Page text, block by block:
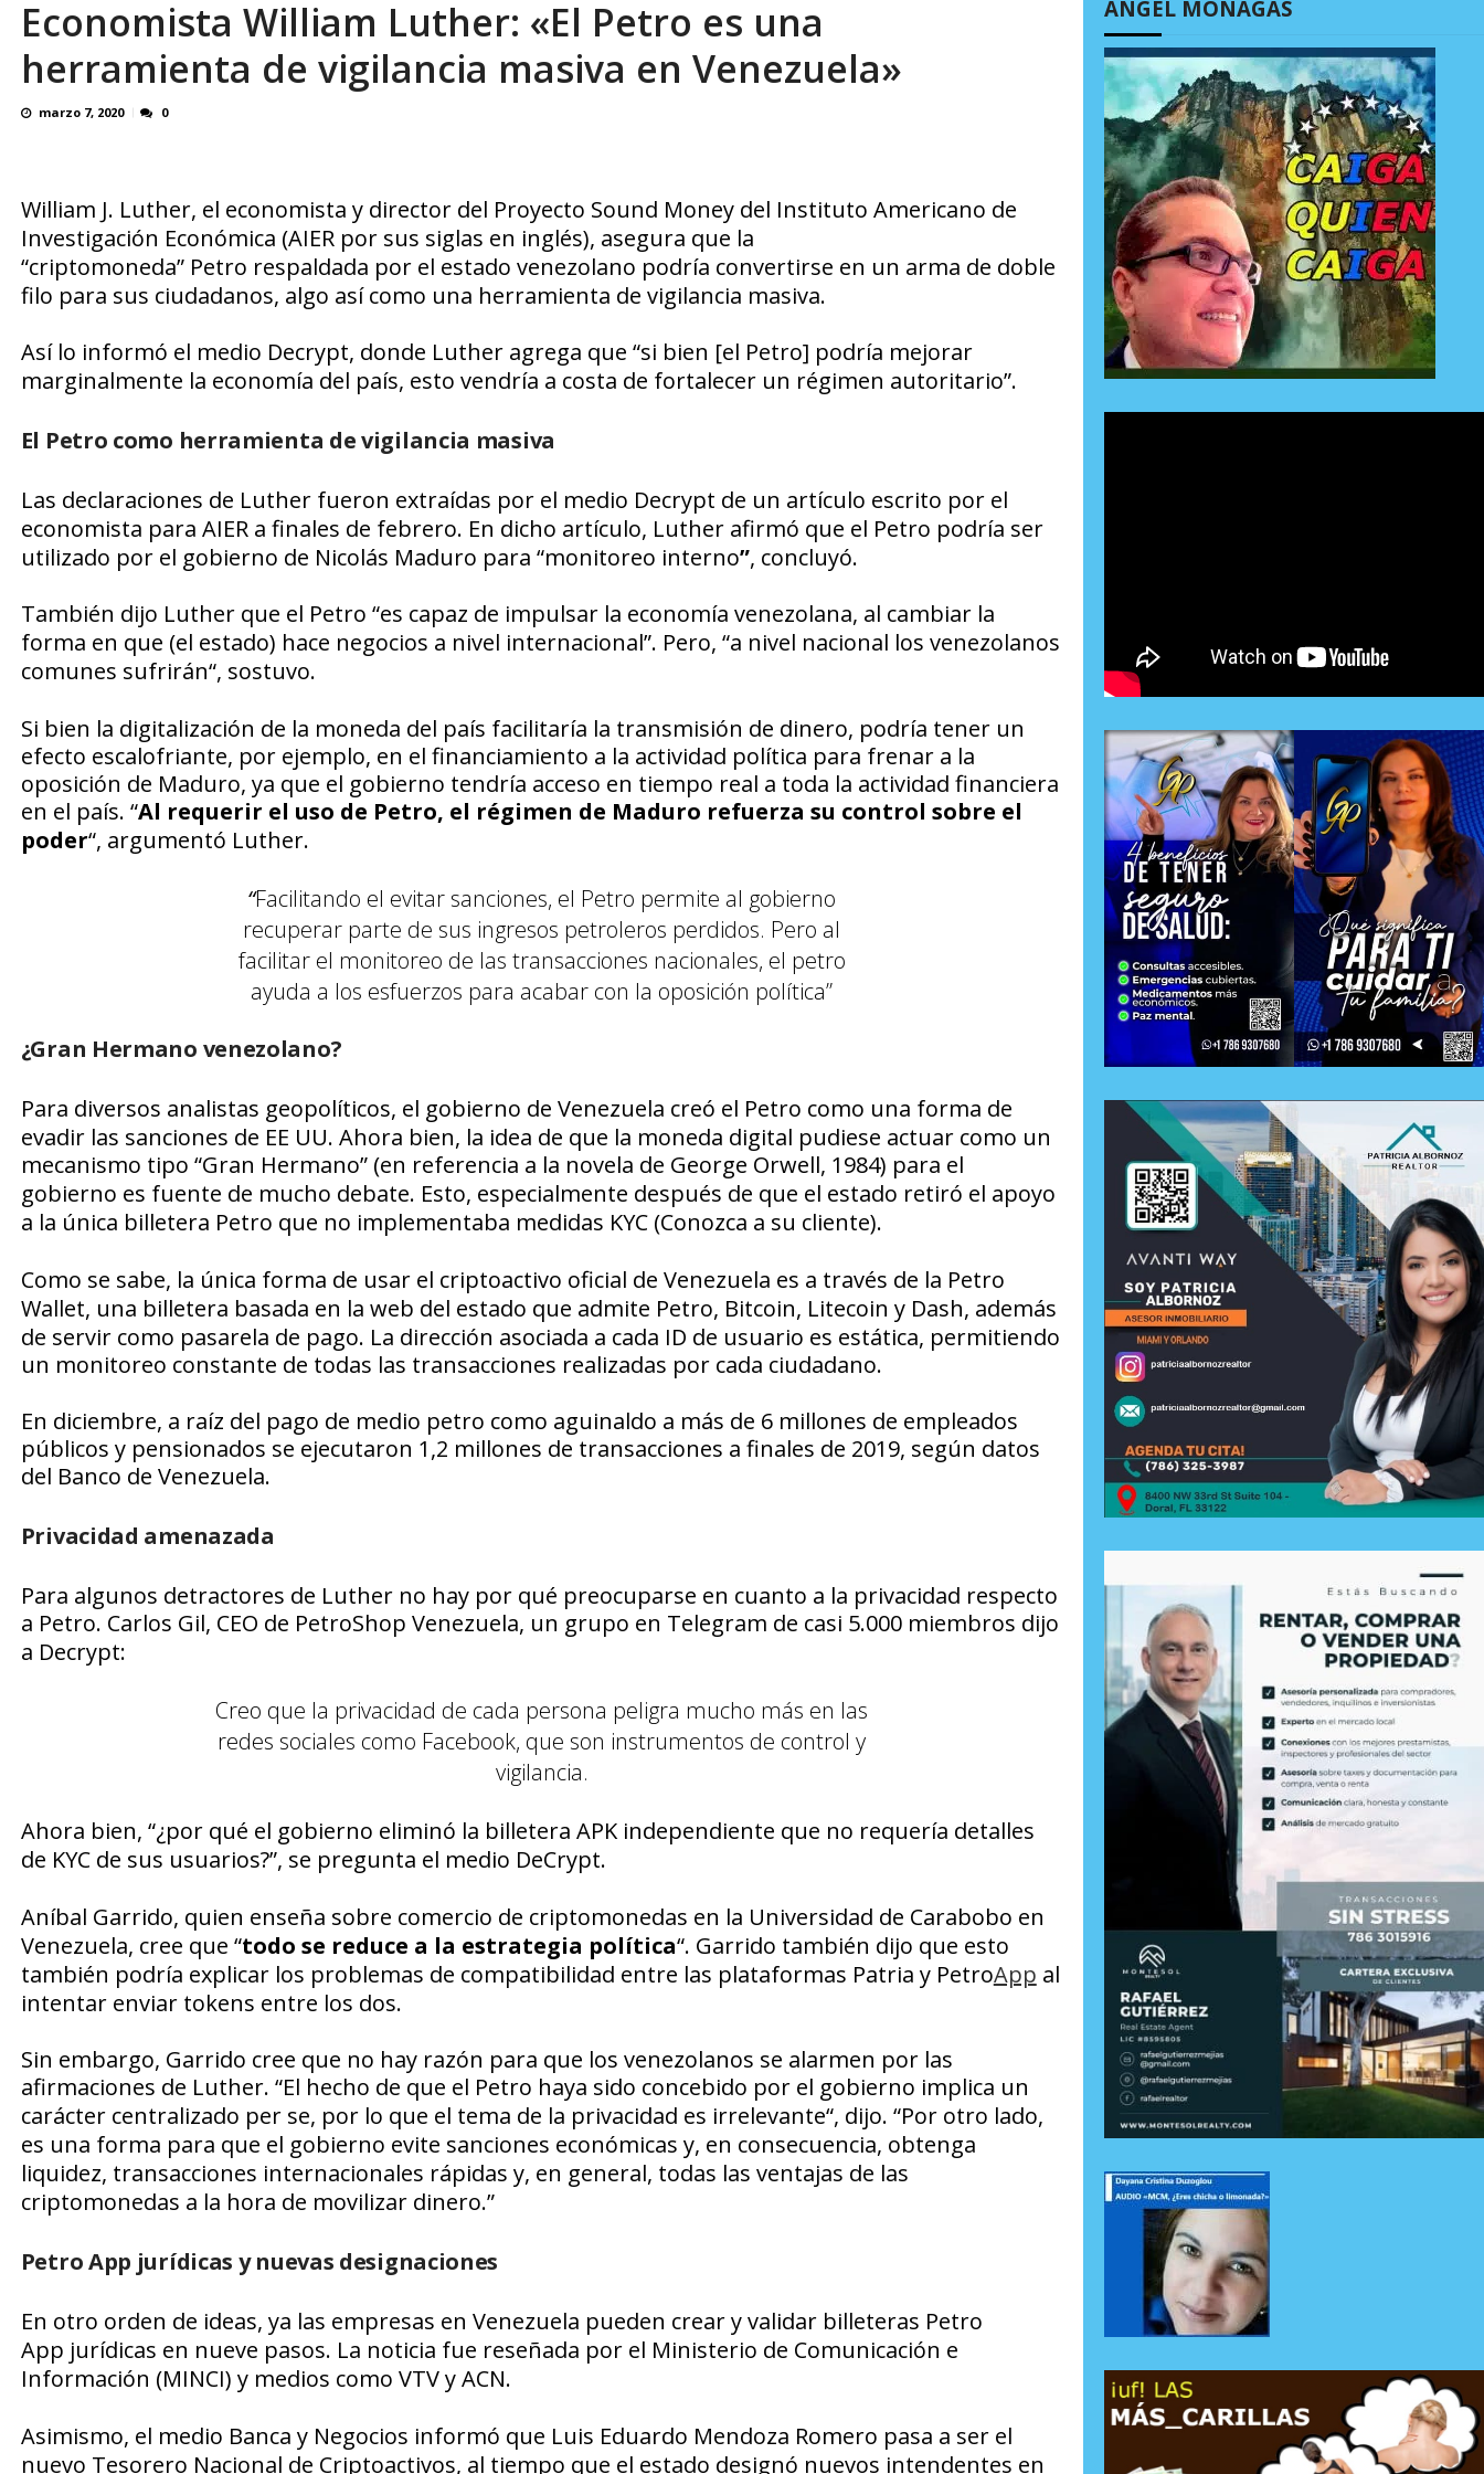
¿QUE PROTEGES TU? Por: Miguel Ángel León R AGOSTO 8, 2026
Economista William Luther: «El Petro es una
herramienta de vigilancia masiva en Venezuela»
marzo 7, 2020 0
William J. Luther, el economista y director del Proyecto Sound Moneydel Instituto Americano de
Investigación Económica (AIER por sus siglas en inglés), asegura que la
“criptomoneda” Petro respaldada por el estado venezolano podría convertirse en un arma de doble
filo para sus ciudadanos, algo así como una herramienta de vigilancia masiva.
Así lo informó el medio Decrypt, donde Luther agrega que “si bien [el Petro] podría mejorar
marginalmente la economía del país, esto vendría a costa de fortalecer un régimen autoritario”.
El Petro como herramienta de vigilancia masiva
Las declaraciones de Luther fueron extraídas por el medio Decrypt de un artículo escrito por el
economista para AIERa finales de febrero. En dicho artículo, Luther afirmó que el Petro podría ser
utilizado por el gobierno de Nicolás Maduro para “monitoreo interno”, concluyó.
También dijo Luther que el Petro “es capaz de impulsar la economía venezolana, al cambiar la
forma en que (el estado) hace negocios a nivel internacional”. Pero, “a nivel nacional los venezolanos
comunes sufrirán“, sostuvo.
Si bien la digitalización de la moneda del país facilitaría la transmisión de dinero, podría tener un
efecto escalofriante, por ejemplo, en el financiamiento a la actividad política para frenar a la
oposición de Maduro, ya que el gobierno tendría acceso en tiempo real a toda la actividad financiera
en el país. “Al requerir el uso de Petro, el régimen de Maduro refuerza su control sobre el
poder“, argumentó Luther.
“Facilitando el evitar sanciones, el Petro permite al gobierno
recuperar parte de sus ingresos petroleros perdidos. Pero al
facilitar el monitoreo de las transacciones nacionales, el petro
ayuda a los esfuerzos para acabar con la oposición política”
¿Gran Hermano venezolano?
Para diversos analistas geopolíticos, el gobierno de Venezuela creó el Petro como una forma de
evadir las sanciones de EE UU. Ahora bien, la idea de que la moneda digital pudiese actuar como un
mecanismo tipo “Gran Hermano”(en referencia a la novela de George Orwell, 1984) para el
gobierno es fuente de mucho debate. Esto, especialmente después de que el estado retiró el apoyo
a la única billetera Petro que no implementaba medidas KYC (Conozca a su cliente).
Como se sabe, la única forma de usar el criptoactivo oficial de Venezuela es a través de la Petro
Wallet, una billetera basada en la web del estado que admite Petro, Bitcoin, Litecoin y Dash, además
de servir como pasarela de pago. La dirección asociada a cada ID de usuario es estática, permitiendo
un monitoreo constante de todas las transacciones realizadas por cada ciudadano.
En diciembre, a raíz del pago de medio petro como aguinaldo a más de 6 millones de empleados
públicos y pensionados se ejecutaron 1,2 millones de transacciones a finales de 2019, según datos
del Banco de Venezuela.
Privacidad amenazada
Para algunos detractores de Luther no hay por qué preocuparse en cuanto a la privacidad respecto
a Petro. Carlos Gil, CEO de PetroShop Venezuela, un grupo en Telegram de casi 5.000 miembros dijo
a Decrypt:
Creo que la privacidad de cada persona peligra mucho más en las
redes sociales como Facebook, que son instrumentos de control y
vigilancia.
Ahora bien, “¿por qué el gobierno eliminó la billetera APK independiente que no requería detalles
de KYC de sus usuarios?”, se pregunta el medio DeCrypt.
Aníbal Garrido, quien enseña sobre comercio de criptomonedas en la Universidad de Carabobo en
Venezuela, cree que “todo se reduce a la estrategia política“. Garrido también dijo que esto
también podría explicar los problemas de compatibilidad entre las plataformas Patria y PetroApp al
intentar enviar tokens entre los dos.
Sin embargo, Garrido cree que no hay razón para que los venezolanos se alarmen por las
afirmaciones de Luther. “El hecho de que el Petro haya sido concebido por el gobierno implica un
carácter centralizado per se, por lo que el tema de la privacidad es irrelevante“, dijo. “Por otro lado,
es una forma para que el gobierno evite sanciones económicas y, en consecuencia, obtenga
liquidez, transacciones internacionales rápidas y, en general, todas las ventajas de las
criptomonedas a la hora de movilizar dinero.”
Petro App jurídicas y nuevas designaciones
En otro orden de ideas, ya las empresas en Venezuela pueden crear y validar billeteras Petro
App jurídicas en nueve pasos. La noticia fue reseñada por el Ministerio de Comunicación e
Información (MINCI) y medios como VTVyACN.
Asimismo, el medio Banca y Negocios informó que Luis Eduardo Mendoza Romero pasa a ser el
nuevo Tesorero Nacional de Criptoactivos, al tiempo que el estado designó nuevos intendentes en
ÁNGEL MONAGAS